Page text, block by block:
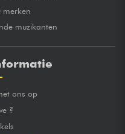
merken
muzikanten
ons op
?